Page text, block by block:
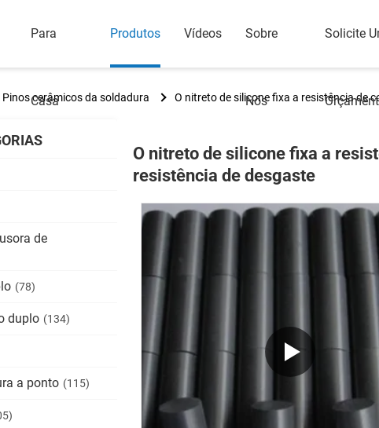
Para
Casa
Produtos Vídeos Sobre
Nós
Solicite
Pinos cerâmicos da soldadura O nitreto de silicone fixa a resistência de
de
(78)
duplo (134)
a ponto (115)
O nitreto de silicone fixa a
resistência de desgaste